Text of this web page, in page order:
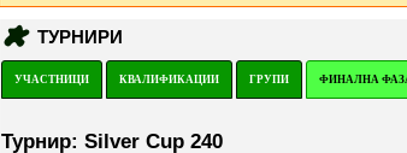
ТУРНИРИ
УЧАСТНИЦИ КВАЛИФИКАЦИИ ГРУПИ ФИНАЛНА
Турнир: Silver Cup 240